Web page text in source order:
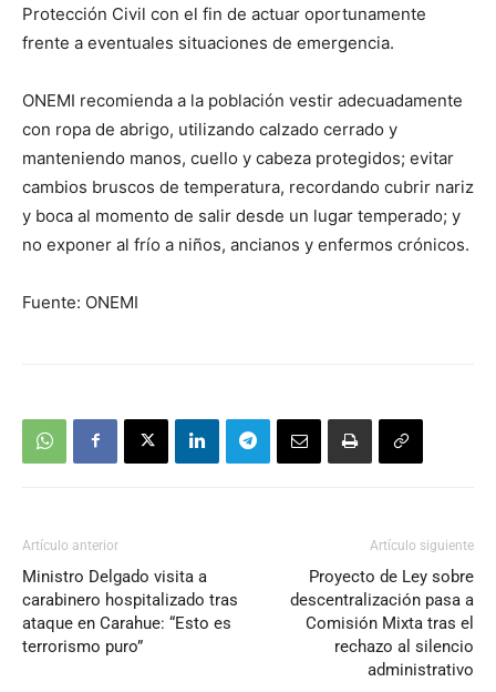
Protección Civil con el fin de actuar oportunamente
frente a eventuales situaciones de emergencia.
ONEMI recomienda a la población vestir adecuadamente
con ropa de abrigo, utilizando calzado cerrado y
manteniendo manos, cuello y cabeza protegidos; evitar
cambios bruscos de temperatura, recordando cubrir nariz
y boca al momento de salir desde un lugar temperado; y
no exponer al frío a niños, ancianos y enfermos crónicos.
Fuente: ONEMI
Artículo anterior
Ministro Delgado visita a
carabinero hospitalizado tras
ataque en Carahue: “Esto es
terrorismo puro”
Artículo siguiente
Proyecto de Ley sobre
descentralización pasa a
Comisión Mixta tras el
rechazo al silencio
administrativo